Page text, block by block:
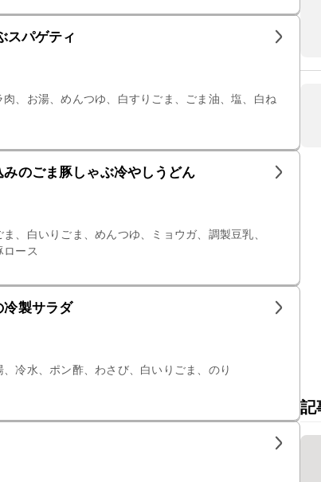
スパゲティ
、お湯、めんつゆ、白すりごま、ごま油、塩、白ね
のごま豚しゃぶ冷やしうどん
、白いりごま、めんつゆ、ミョウガ、調製豆乳、
ロース
冷製サラダ
冷水、ポン酢、わさび、白いりごま、のり
記